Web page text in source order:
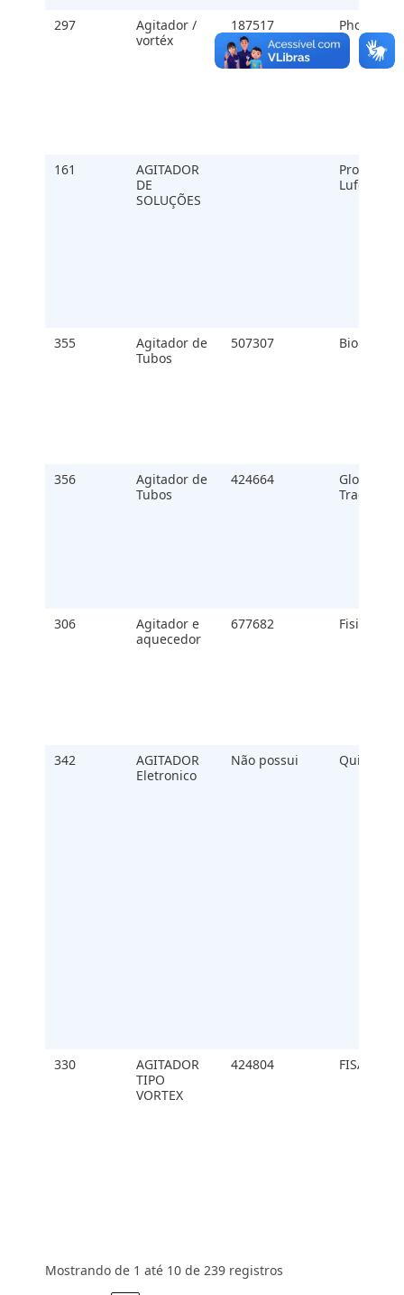
297
Agitador /
vortéx
187517 Phoemix
161
AGITADOR
DE
SOLUÇÕES
Proenix
Luferl
355
Agitador de
Tubos
507307 Biomixer
356
Agitador de
Tubos
424664
Global
Trade
306
Agitador e
aquecedor
677682 Fisiotom
342
AGITADOR
Eletronico
Não possui Quimis
330
AGITADOR
TIPO
VORTEX
424804 FISATAM
Mostrando de 1 até 10 de 239 registros